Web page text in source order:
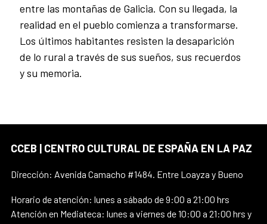
entre las montañas de Galicia. Con su llegada, la
realidad en el pueblo comienza a transformarse.
Los últimos habitantes resisten la desaparición
de lo rural a través de sus sueños, sus recuerdos
y su memoria.
CCEB | CENTRO CULTURAL DE ESPAÑA EN LA PAZ
Dirección: Avenida Camacho #1484. Entre Loayza y Bueno
Horario de atención: lunes a sábado de 9:00 a 21:00 hrs
Atención en Mediateca: lunes a viernes de 10:00 a 21:00 hrs y